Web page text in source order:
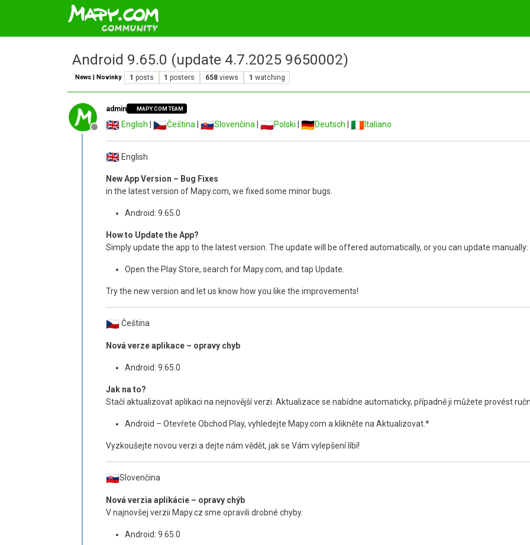
Android 9.65.0 (update 4.7.2025 9650002)
News | Novinky 1 posts 1 posters 658 views 1 watching
Offline
admin MAPY.COM TEAM
English Čeština Slovenčina Polski Deutsch Italiano
English
New App Version – Bug Fixes
in the latest version of Mapy.com, we fixed some minor bugs.
Android: 9.65.0
How to Update the App?
Simply update the app to the latest version. The update will be offered automatically, or you can update manually:
Open the Play Store, search for Mapy.com, and tap Update.
Try the new version and let us know how you like the improvements!
Čeština
Nová verze aplikace – opravy chyb
Android: 9.65.0
Jak na to?
Stačí aktualizovat aplikaci na nejnovější verzi. Aktualizace se nabídne automaticky, případně ji můžete provést
Android – Otevřete Obchod Play, vyhledejte Mapy.com a klikněte na Aktualizovat.*
Vyzkoušejte novou verzi a dejte nám vědět, jak se Vám vylepšení líbí!
Slovenčina
Nová verzia aplikácie – opravy chýb
V najnovšej verzii Mapy.cz sme opravili drobné chyby.
Android: 9.65.0